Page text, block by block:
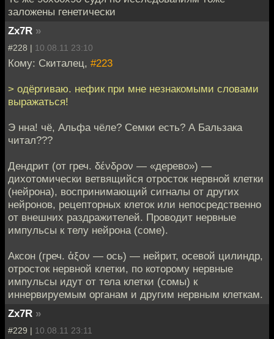
заложены генетически
Zx7R »
#228 | 10.08.11 23:10
Кому: Скиталец, #223
> одёргиваю. нефик при мне незнакомыми словами
выражаться!
Э нна! чё, Альфа чёле? Семки есть? А Бальзака
читал???
Дендрит (от греч. δένδρον — «дерево») —
дихотомически ветвящийся отросток нервной клетки
(нейрона), воспринимающий сигналы от других
нейронов, рецепторных клеток или непосредственно
от внешних раздражителей. Проводит нервные
импульсы к телу нейрона (соме).
Аксон (греч. ἀξον — ось) — нейрит, осевой цилиндр,
отросток нервной клетки, по которому нервные
импульсы идут от тела клетки (сомы) к
иннервируемым органам и другим нервным клеткам.
Zx7R »
#229 | 10.08.11 23:11